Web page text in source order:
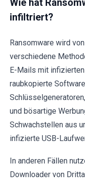
Wie hat
infiltriert?
Ransomware wird
verschiedene
E-Mails mit
raubkopierte
Schlüsselgeneratoren,
und bösartige
Schwachstellen aus
infizierte USB-
In anderen Fällen
Downloader von